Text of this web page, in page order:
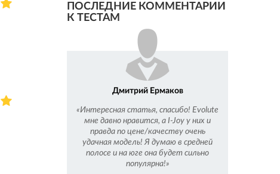
ПОСЛЕДНИЕ КОММЕНТАРИИ
К ТЕСТАМ
Дмитрий Ермаков
«Интересная статья, спасибо! Evolute
мне давно нравится, а I-Joy у них и
правда по цене/качеству очень
удачная модель! Я думаю в средней
полосе и на юге она будет сильно
популярна!»